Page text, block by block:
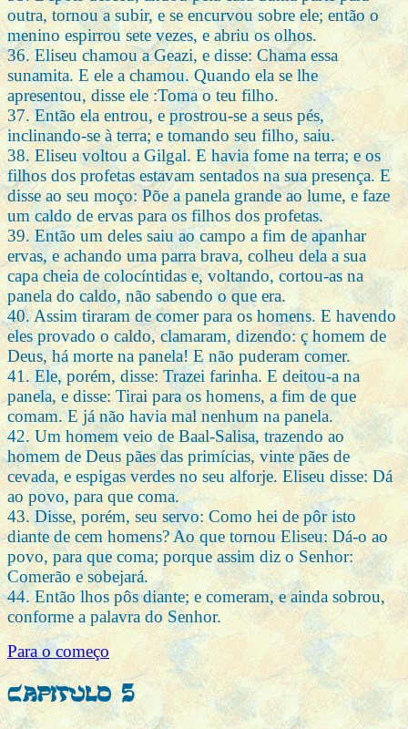
outra, tornou a subir, e se encurvou sobre ele; então o
menino espirrou sete vezes, e abriu os olhos.
36. Eliseu chamou a Geazi, e disse: Chama essa
sunamita. E ele a chamou. Quando ela se lhe
apresentou, disse ele :Toma o teu filho.
37. Então ela entrou, e prostrou-se a seus pés,
inclinando-se à terra; e tomando seu filho, saiu.
38. Eliseu voltou a Gilgal. E havia fome na terra; e os
filhos dos profetas estavam sentados na sua presença. E
disse ao seu moço: Põe a panela grande ao lume, e faze
um caldo de ervas para os filhos dos profetas.
39. Então um deles saiu ao campo a fim de apanhar
ervas, e achando uma parra brava, colheu dela a sua
capa cheia de colocíntidas e, voltando, cortou-as na
panela do caldo, não sabendo o que era.
40. Assim tiraram de comer para os homens. E havendo
eles provado o caldo, clamaram, dizendo: ç homem de
Deus, há morte na panela! E não puderam comer.
41. Ele, porém, disse: Trazei farinha. E deitou-a na
panela, e disse: Tirai para os homens, a fim de que
comam. E já não havia mal nenhum na panela.
42. Um homem veio de Baal-Salisa, trazendo ao
homem de Deus pães das primícias, vinte pães de
cevada, e espigas verdes no seu alforje. Eliseu disse: Dá
ao povo, para que coma.
43. Disse, porém, seu servo: Como hei de pôr isto
diante de cem homens? Ao que tornou Eliseu: Dá-o ao
povo, para que coma; porque assim diz o Senhor:
Comerão e sobejará.
44. Então lhos pôs diante; e comeram, e ainda sobrou,
conforme a palavra do Senhor.
Para o começo
Capitulo 5